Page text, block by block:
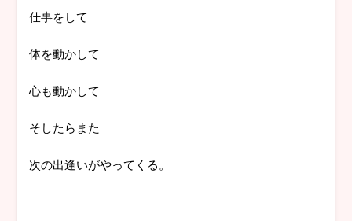
仕事をして
体を動かして
心も動かして
そしたらまた
次の出逢いがやってくる。